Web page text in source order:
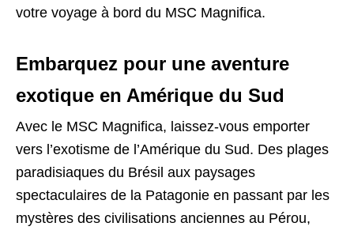
votre voyage à bord du MSC Magnifica.
Embarquez pour une aventure
exotique en Amérique du Sud
Avec le MSC Magnifica, laissez-vous emporter
vers l’exotisme de l’Amérique du Sud. Des plages
paradisiaques du Brésil aux paysages
spectaculaires de la Patagonie en passant par les
mystères des civilisations anciennes au Pérou,